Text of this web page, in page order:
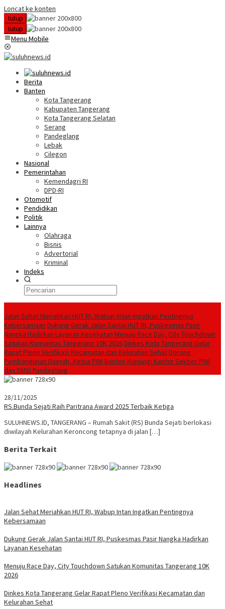
Loncat ke konten
tutup
tutup
Menu Mobile
Berita
Banten
Kota Tangerang
Kabupaten Tangerang
Kota Tangerang Selatan
Serang
Pandeglang
Lebak
Cilegon
Nasional
Pemerintahan
Kemendagri RI
DPD-RI
Otomotif
Pendidikan
Politik
Lainnya
Olahraga
Bisnis
Advertorial
Kriminal
Indeks
Jalan Sehat Meriahkan HUT RI, Wabup Intan Ingatkan Pentingnya
Kebersamaan Dukung Gerak Jalan Santai HUT RI, Puskesmas Pasir
Nangka Hadirkan Layanan Kesehatan Menuju Race Day, City Touchdown
Satukan Komunitas Tangerang 10K 2026Dinkes Kota Tangerang Gelar
Rapat Pleno Verifikasi Kecamatan dan Kelurahan SehatDorong
Pembangunan Daerah, Ketua PWI Banten Kunjungi Kantor Sekber PWI
dan SMSI Pandeglang
28/11/2025
RS.Bunda Sejati Raih Paritrana Award 2025 Terbaik Ketiga
SULUHNEWS.ID, TANGERANG – Rumah Sakit (RS) Bunda Sejati berlokasi
diwilayah Kelurahan Keroncong tetapnya di jalan […]
Berita Terkait
Headlines
Jalan Sehat Meriahkan HUT RI, Wabup Intan Ingatkan Pentingnya
Kebersamaan
Dukung Gerak Jalan Santai HUT RI, Puskesmas Pasir Nangka Hadirkan
Layanan Kesehatan
Menuju Race Day, City Touchdown Satukan Komunitas Tangerang 10K
2026
Dinkes Kota Tangerang Gelar Rapat Pleno Verifikasi Kecamatan dan
Kelurahan Sehat